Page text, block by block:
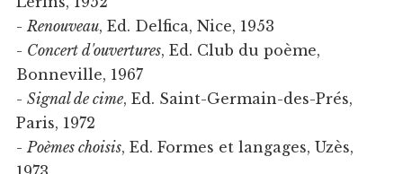
- Renouveau, Ed. Delfica, Nice, 1953
- Concert d'ouvertures, Ed. Club du poème,
Bonneville, 1967
- Signal de cime, Ed. Saint-Germain-des-Prés,
Paris, 1972
- Poèmes choisis, Ed. Formes et langages, Uzès,